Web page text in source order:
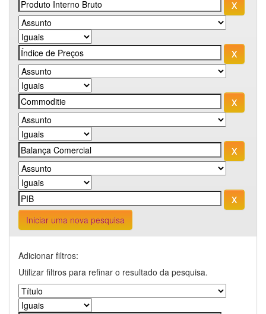
Iniciar uma nova pesquisa
Adicionar filtros:
Utilizar filtros para refinar o resultado da pesquisa.